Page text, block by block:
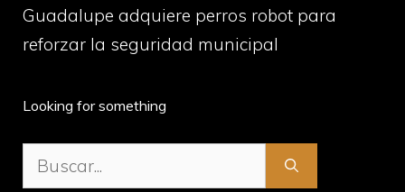
Guadalupe adquiere perros robot para
reforzar la seguridad municipal
Looking for something
Buscar: